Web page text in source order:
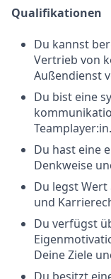
Qualifikationen
Du kannst
Vertrieb von
Außendienst
Du bist eine
Teamplayer:in.
Du hast eine
Denkweise
Du legst
und
Du verfügst
Deine Ziele